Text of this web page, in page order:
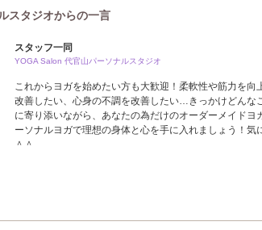
スタジオからの一言
スタッフ一同
YOGA Salon 代官山パーソナルスタジオ
これからヨガを始めたい方も大歓迎！柔軟性や筋力を向
改善したい、心身の不調を改善したい…きっかけどんな
に寄り添いながら、あなたの為だけのオーダーメイドヨ
ーソナルヨガで理想の身体と心を手に入れましょう！気
＾＾